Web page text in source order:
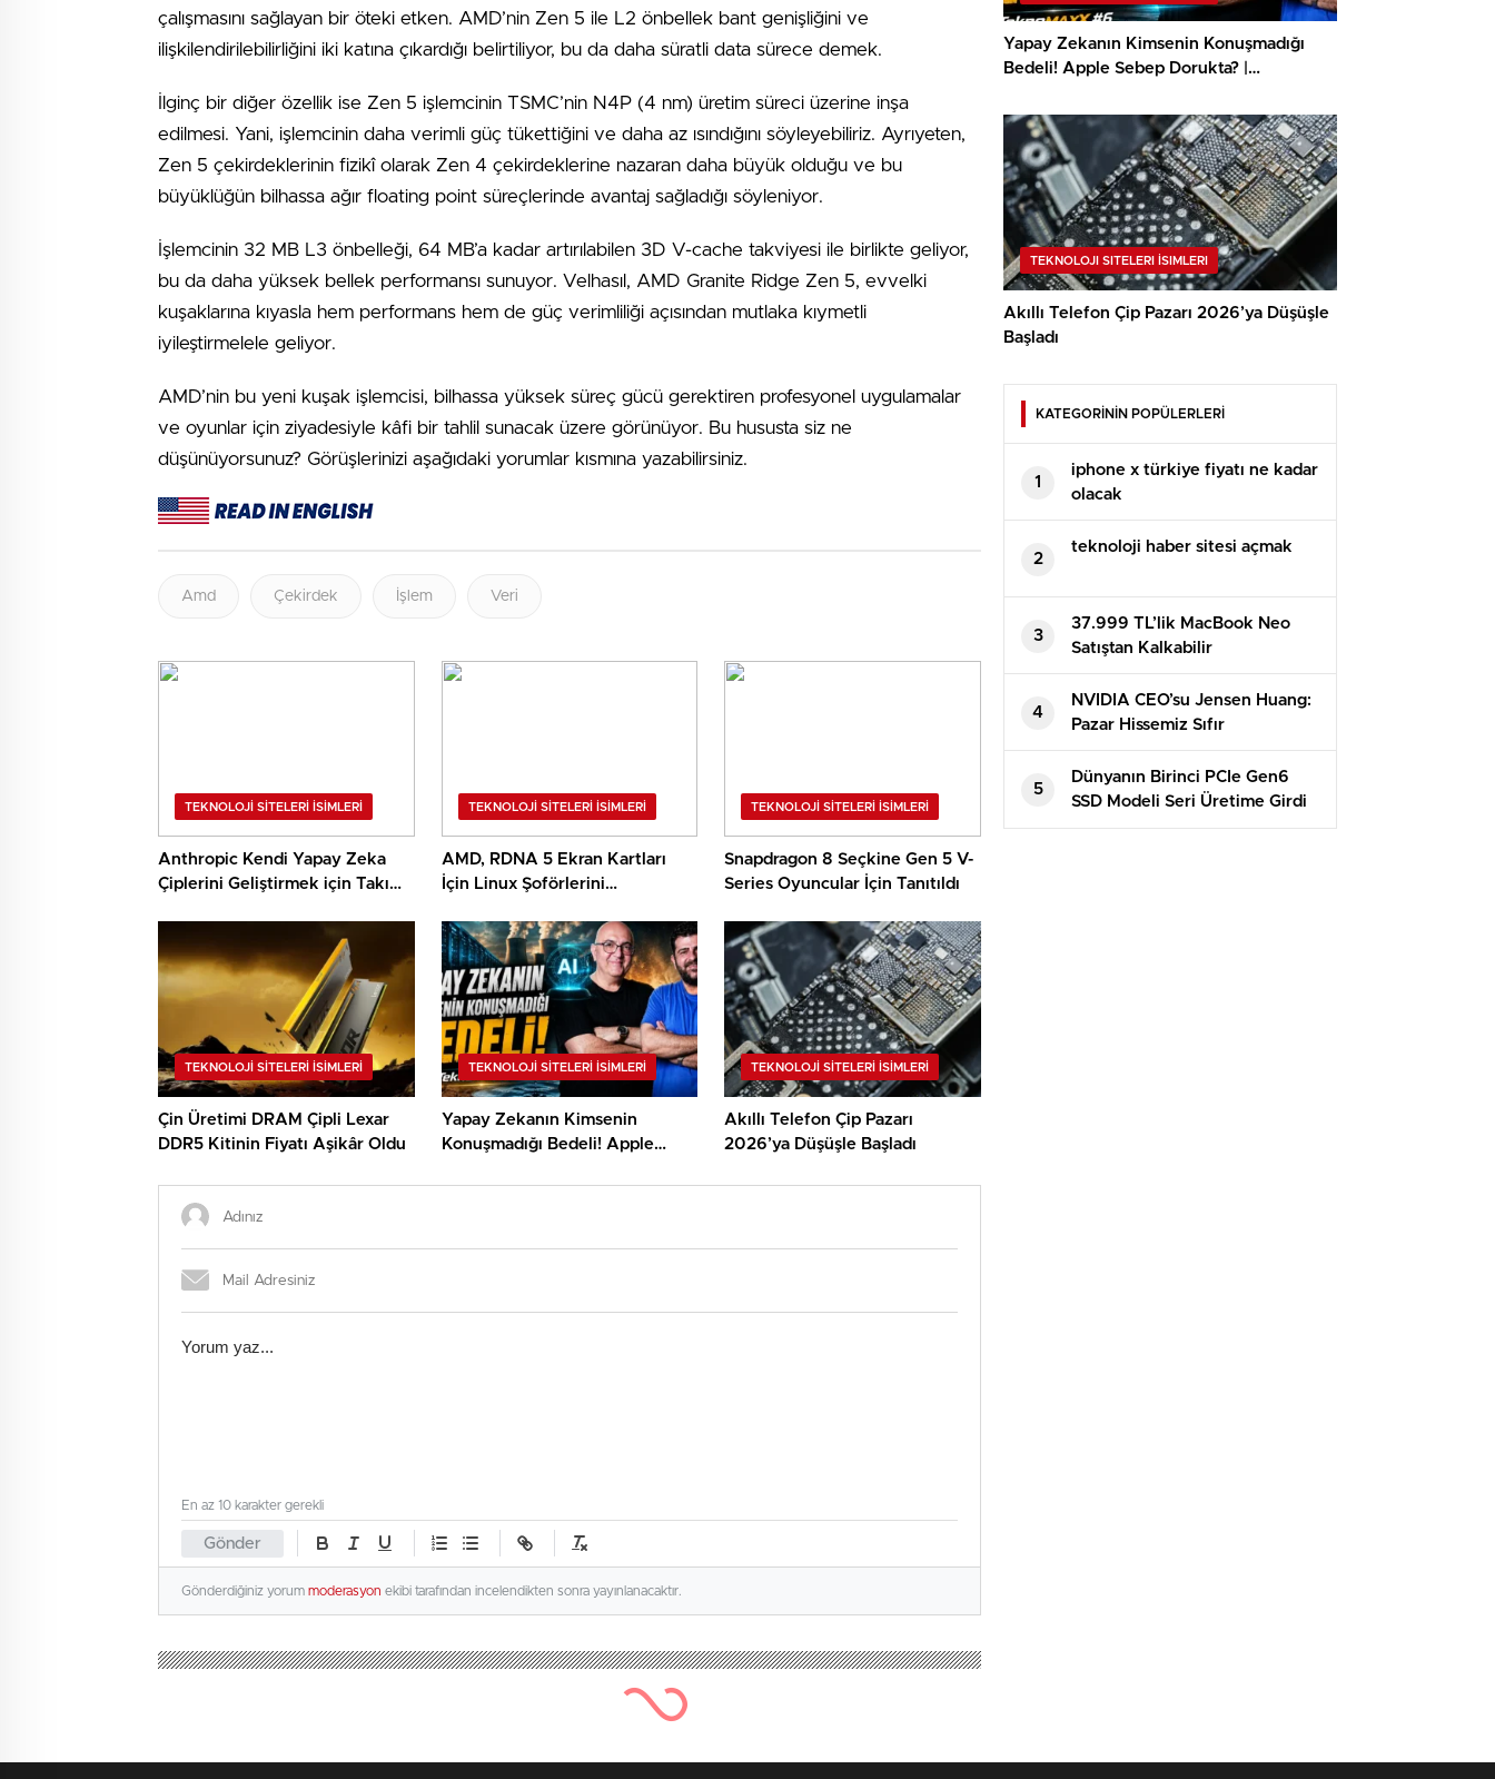
çalışmasını sağlayan bir öteki etken. AMD’nin Zen 5 ile L2 önbellek bant genişliğini ve
ilişkilendirilebilirliğini iki katına çıkardığı belirtiliyor, bu da daha süratli data sürece demek.
İlginç bir diğer özellik ise Zen 5 işlemcinin TSMC’nin N4P (4 nm) üretim süreci üzerine inşa
edilmesi. Yani, işlemcinin daha verimli güç tükettiğini ve daha az ısındığını söyleyebiliriz. Ayrıyeten,
Zen 5 çekirdeklerinin fizikî olarak Zen 4 çekirdeklerine nazaran daha büyük olduğu ve bu
büyüklüğün bilhassa ağır floating point süreçlerinde avantaj sağladığı söyleniyor.
İşlemcinin 32 MB L3 önbelleği, 64 MB’a kadar artırılabilen 3D V-cache takviyesi ile birlikte geliyor,
bu da daha yüksek bellek performansı sunuyor. Velhasıl, AMD Granite Ridge Zen 5, evvelki
kuşaklarına kıyasla hem performans hem de güç verimliliği açısından mutlaka kıymetli
iyileştirmelele geliyor.
AMD’nin bu yeni kuşak işlemcisi, bilhassa yüksek süreç gücü gerektiren profesyonel uygulamalar
ve oyunlar için ziyadesiyle kâfi bir tahlil sunacak üzere görünüyor. Bu hususta siz ne
düşünüyorsunuz? Görüşlerinizi aşağıdaki yorumlar kısmına yazabilirsiniz.
Amd Çekirdek İşlem Veri
TEKNOLOJI SITELERI İSIMLERI
Anthropic Kendi Yapay Zeka
Çiplerini Geliştirmek için Takım
TEKNOLOJI SITELERI İSIMLERI
AMD, RDNA 5 Ekran Kartları
İçin Linux Şoförlerini
TEKNOLOJI SITELERI İSIMLERI
Snapdragon 8 Seçkine Gen 5 V-
Series Oyuncular İçin Tanıtıldı
TEKNOLOJI SITELERI İSIMLERI
Çin Üretimi DRAM Çipli Lexar
DDR5 Kitinin Fiyatı Aşikâr Oldu
TEKNOLOJI SITELERI İSIMLERI
Yapay Zekanın Kimsenin
Konuşmadığı Bedeli! Apple
TEKNOLOJI SITELERI İSIMLERI
Akıllı Telefon Çip Pazarı
2026’ya Düşüşle Başladı
Gönder
En az 10 karakter gerekli
Gönderdiğiniz yorum moderasyon ekibi tarafından incelendikten sonra yayınlanacaktır.
Yapay Zekanın Kimsenin Konuşmadığı
Bedeli! Apple Sebep Dorukta? |
TEKNOLOJI SITELERI İSIMLERI
Akıllı Telefon Çip Pazarı 2026’ya Düşüşle
Başladı
KATEGORİNİN POPÜLERLERİ
1
iphone x türkiye fiyatı ne kadar
olacak
2
teknoloji haber sitesi açmak
3
37.999 TL’lik MacBook Neo
Satıştan Kalkabilir
4
NVIDIA CEO’su Jensen Huang:
Pazar Hissemiz Sıfır
5
Dünyanın Birinci PCIe Gen6
SSD Modeli Seri Üretime Girdi